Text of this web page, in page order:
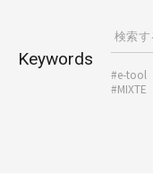
Keywords
#e-tool
#MIXTE